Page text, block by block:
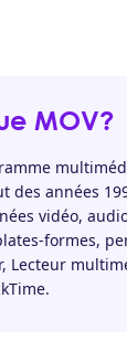
MOV?
des années
vidéo,
formes,
Lecteur